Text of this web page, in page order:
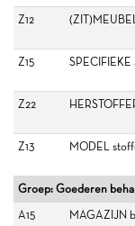
Z12
Z15
SPECIFIEKE
Z22
Z13
MODEL
Groep: Goederen
A15
MAGAZIJN